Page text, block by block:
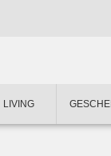
LIVING